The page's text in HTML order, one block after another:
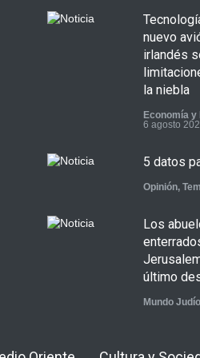
nuevo
irlandés
la niebla
Economía y
6 agosto
5 datos
Opinión,
Los
último
Mundo Judío